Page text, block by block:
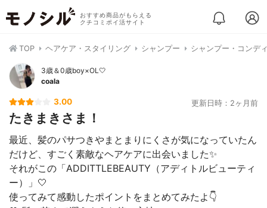
おすすめ商品がもらえる
クチコミポイ活サイト
TOP ヘアケア・スタイリング シャンプー シャンプー・コンデ
3歳＆0歳boy×OL🤍
coala
3.00 更新日時：2ヶ月前
たきまきさま！
最近、髪のパサつきやまとまりにくさが気になっていたん
だけど、すごく素敵なヘアケアに出会いました✨
それがこの「ADDITTLEBEAUTY（アディトルビューティ
ー）」🤍
使ってみて感動したポイントをまとめてみたよ👇